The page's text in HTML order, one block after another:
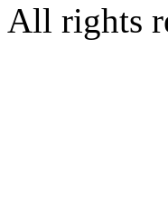
All rights